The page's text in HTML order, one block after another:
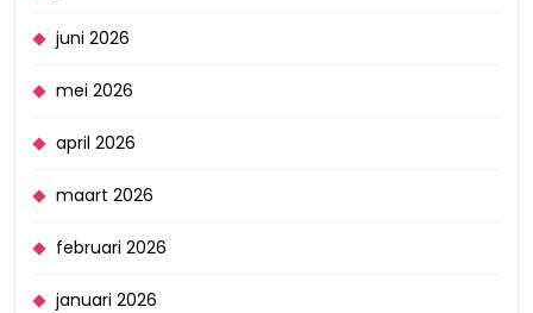
juni 2026
mei 2026
april 2026
maart 2026
februari 2026
januari 2026